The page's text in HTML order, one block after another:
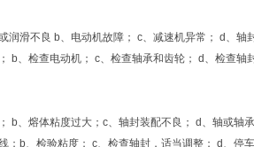
润滑不良 b、电动机故障； c、减速机异常； d、轴
b、检查电动机； c、检查轴承和齿轮； d、检查轴
b、熔体粘度过大；c、轴封装配不良； d、轴或轴
；b、检验粘度； c、检查轴封，适当调整； d、停